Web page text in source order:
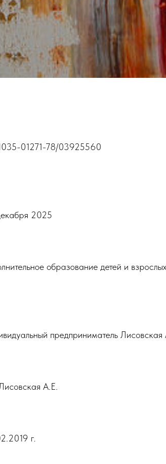
01271-78/03925560
2025
образование детей и взрослых
предприниматель Лисовская
А.Е.
г.